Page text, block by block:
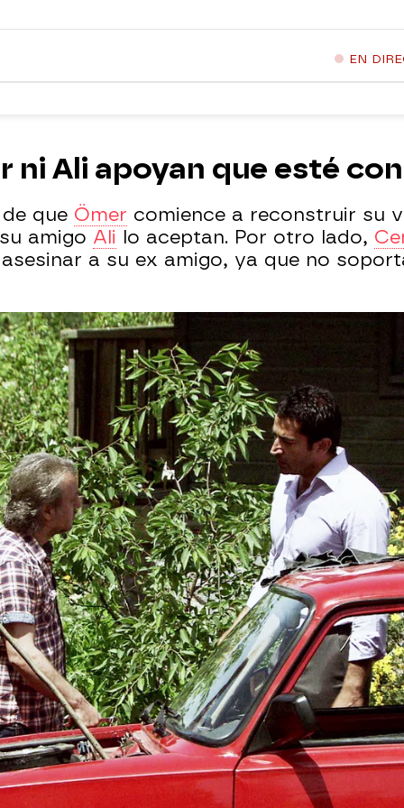
EN
ni Ali apoyan que esté
que Ömer comience a reconstruir su
amigo Ali lo aceptan. Por otro lado,
a su ex amigo, ya que no
WhatsappFacebook
X
ezel Mejores Momentos telenovela eysan